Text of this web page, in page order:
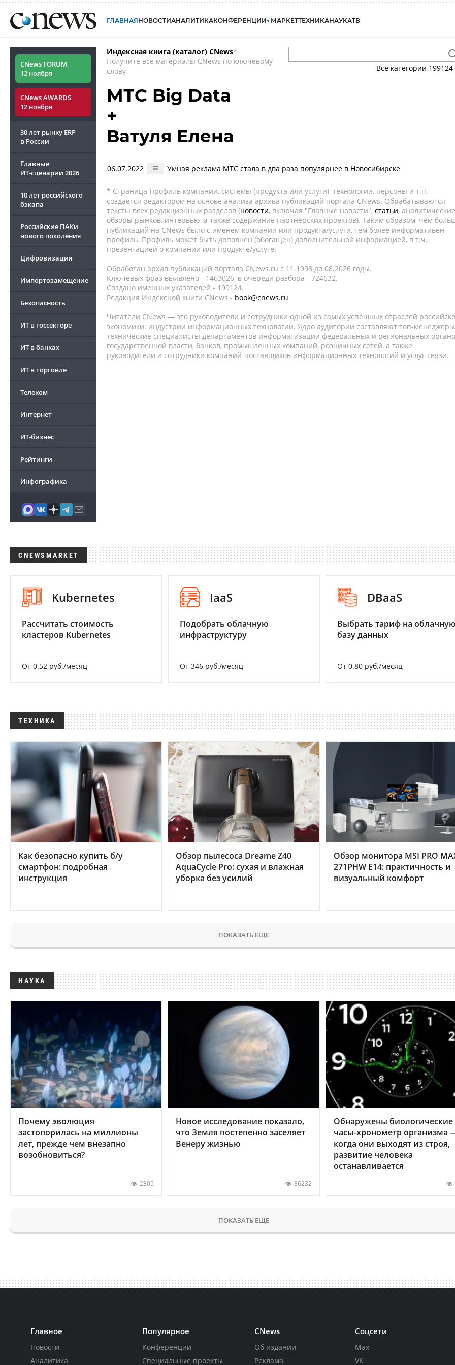
ГЛАВНАЯНОВОСТИАНАЛИТИКАКОНФЕРЕНЦИИ МАРКЕТТЕХНИКАНАУКАТВ
CNews FORUM
12 ноября
CNews AWARDS
12 ноября
30 лет рынку ERP
в России
Главные
ИТ-сценарии 2026
10 лет российского
бэкапа
Российские ПАКи
нового поколения
Цифровизация
Импортозамещение
Безопасность
ИТ в госсекторе
ИТ в банках
ИТ в торговле
Телеком
Интернет
ИТ-бизнес
Рейтинги
Инфографика
Индексная книга (каталог) CNews*
Получите все материалы CNews по ключевому
слову
Все категории 199124
МТС Big Data
+
Ватуля Елена
06.07.2022 Умная реклама МТС стала в два раза популярнее в Новосибирске
* Страница-профиль компании, системы (продукта или услуги), технологии, персоны и т.п.
создается редактором на основе анализа архива публикаций портала CNews. Обрабатываются
тексты всех редакционных разделов (новости, включая "Главные новости", статьи, аналитические
обзоры рынков, интервью, а также содержание партнёрских проектов). Таким образом, чем
публикаций на CNews было с именем компании или продукта/услуги, тем более информативен
профиль. Профиль может быть дополнен (обогащен) дополнительной информацией, в т.ч.
презентацией о компании или продукте/услуге.
Обработан архив публикаций портала CNews.ru c 11.1998 до 08.2026 годы.
Ключевых фраз выявлено - 1463026, в очереди разбора - 724632.
Создано именных указателей - 199124.
Редакция Индексной книги CNews - book@cnews.ru
Читатели CNews — это руководители и сотрудники одной из самых успешных отраслей
экономики: индустрии информационных технологий. Ядро аудитории составляют топ-
технические специалисты департаментов информатизации федеральных и региональных
государственной власти, банков, промышленных компаний, розничных сетей, а также
руководители и сотрудники компаний-поставщиков информационных технологий и услуг связи.
CNEWSMARKET
Kubernetes
Рассчитать стоимость
кластеров Kubernetes
От 0.52 руб./месяц
IaaS
Подобрать облачную
инфраструктуру
От 346 руб./месяц
DBaaS
Выбрать тариф на
базу данных
От 0.80 руб./месяц
ТЕХНИКА
Как безопасно купить б/у
смартфон: подробная
инструкция
Обзор пылесоса Dreame Z40
AquaCycle Pro: сухая и влажная
уборка без усилий
Обзор монитора MSI PRO
271PHW E14: практичность и
визуальный комфорт
ПОКАЗАТЬ ЕЩЕ
НАУКА
Почему эволюция
застопорилась на миллионы
лет, прежде чем внезапно
возобновиться?
2305
Новое исследование показало,
что Земля постепенно заселяет
Венеру жизнью
36232
Обнаружены биологические
часы-хронометр организма
когда они выходят из строя,
развитие человека
останавливается
ПОКАЗАТЬ ЕЩЕ
Главное
Новости
Аналитика
Популярное
Конференции
Специальные проекты
CNews
Об издании
Реклама
Соцсети
Max
VK